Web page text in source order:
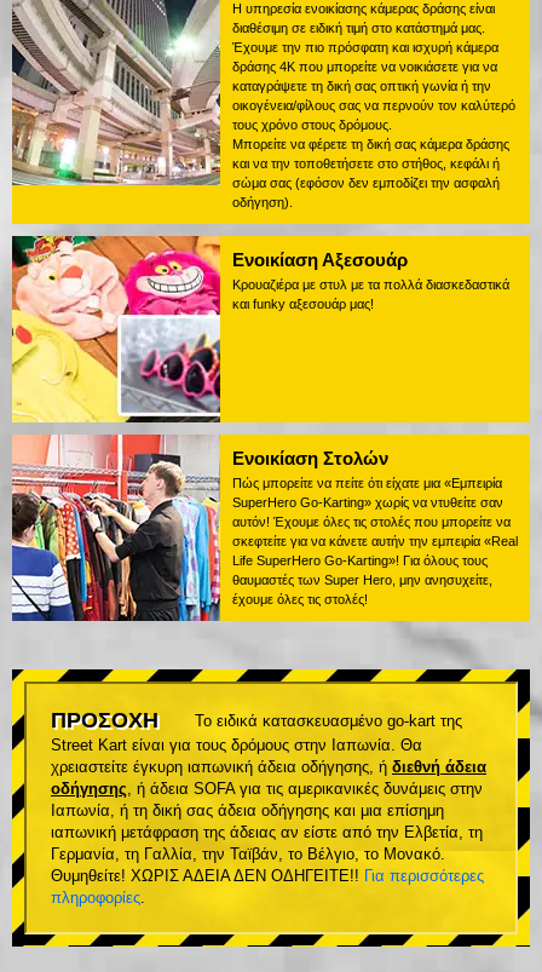
Η υπηρεσία ενοικίασης κάμερας δράσης είναι
διαθέσιμη σε ειδική τιμή στο κατάστημά μας.
Έχουμε την πιο πρόσφατη και ισχυρή κάμερα
δράσης 4K που μπορείτε να νοικιάσετε για να
καταγράψετε τη δική σας οπτική γωνία ή την
οικογένεια/φίλους σας να περνούν τον καλύτερό
τους χρόνο στους δρόμους.
Μπορείτε να φέρετε τη δική σας κάμερα δράσης
και να την τοποθετήσετε στο στήθος, κεφάλι ή
σώμα σας (εφόσον δεν εμποδίζει την ασφαλή
οδήγηση).
Ενοικίαση Αξεσουάρ
Κρουαζιέρα με στυλ με τα πολλά διασκεδαστικά
και funky αξεσουάρ μας!
Ενοικίαση Στολών
Πώς μπορείτε να πείτε ότι είχατε μια «Εμπειρία
SuperHero Go-Karting» χωρίς να ντυθείτε σαν
αυτόν! Έχουμε όλες τις στολές που μπορείτε να
σκεφτείτε για να κάνετε αυτήν την εμπειρία «Real
Life SuperHero Go-Karting»! Για όλους τους
θαυμαστές των Super Hero, μην ανησυχείτε,
έχουμε όλες τις στολές!
ΠΡΟΣΟΧΗ
Το ειδικά κατασκευασμένο go-kart της
Street Kart είναι για τους δρόμους στην Ιαπωνία. Θα
χρειαστείτε έγκυρη ιαπωνική άδεια οδήγησης, ή διεθνή άδεια
οδήγησης, ή άδεια SOFA για τις αμερικανικές δυνάμεις στην
Ιαπωνία, ή τη δική σας άδεια οδήγησης και μια επίσημη
ιαπωνική μετάφραση της άδειας αν είστε από την Ελβετία, τη
Γερμανία, τη Γαλλία, την Ταϊβάν, το Βέλγιο, το Μονακό.
Θυμηθείτε! ΧΩΡΙΣ ΑΔΕΙΑ ΔΕΝ ΟΔΗΓΕΙΤΕ!! Για περισσότερες
πληροφορίες.